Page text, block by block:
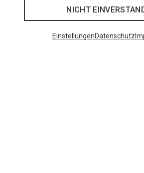
NICHT
EinstellungenDatenschutz